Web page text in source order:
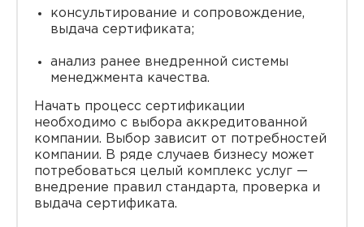
консультирование и сопровождение,
выдача сертификата;
анализ ранее внедренной системы
менеджмента качества.
Начать процесс сертификации
необходимо с выбора аккредитованной
компании. Выбор зависит от потребностей
компании. В ряде случаев бизнесу может
потребоваться целый комплекс услуг —
внедрение правил стандарта, проверка и
выдача сертификата.